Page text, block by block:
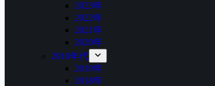
2023年
2022年
2021年
2020年
2010年代
2019年
2018年